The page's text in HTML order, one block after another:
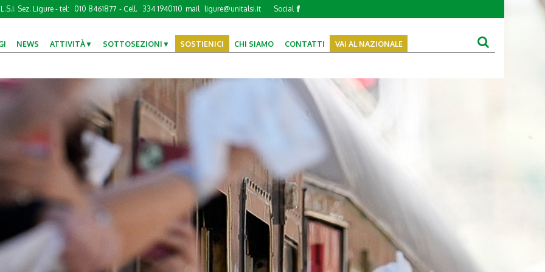
Sez. Ligure - tel: 010 8461877 - Cell. 334 1940110 mail ligure@unitalsi.it Social
NEWS ATTIVITÀ SOTTOSEZIONI SOSTIENICI CHI SIAMO CONTATTI VAI AL NAZIONALE